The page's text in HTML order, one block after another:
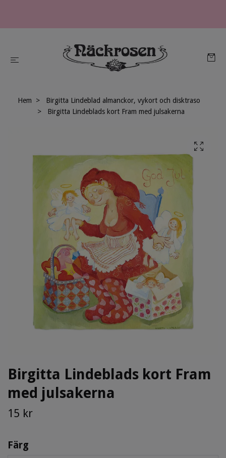
Hem
Birgitta Lindeblad almanckor, vykort och disktraso
Birgitta Lindeblads kort Fram med julsakerna
Birgitta Lindeblads kort Fram
med julsakerna
15 kr
Färg